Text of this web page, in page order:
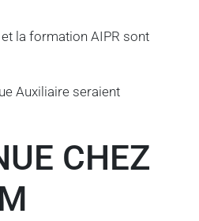
la formation AIPR sont
Auxiliaire seraient
CHEZ